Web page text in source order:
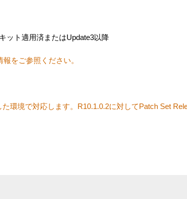
ット適用済またはUpdate3以降
をご参照ください。
環境で対応します。R10.1.0.2に対してPatch Set